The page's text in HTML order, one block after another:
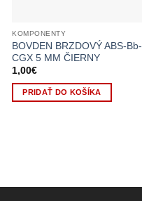
KOMPONENTY
BOVDEN BRZDOVÝ ABS-Bb-
CGX 5 MM ČIERNY
1,00€
PRIDAŤ DO KOŠÍKA